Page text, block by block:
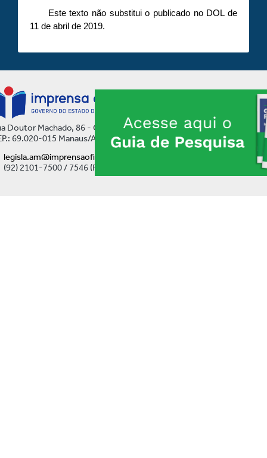
Este texto não substitui o publicado no DOL de
11 de abril de 2019.
Doutor Machado, 86 - Centro
69.020-015 Manaus/AM
legisla.am@imprensaoficial.am.gov.br
(92) 2101-7500 / 7546 (Ramal)